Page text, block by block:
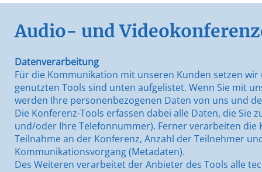
Audio- und
Datenverarbeitung
Für die Kommunikation mit unseren Kunden setzen
genutzten Tools sind unten aufgelistet. Wenn Sie mit
werden Ihre personenbezogenen Daten von uns und
Die Konferenz-Tools erfassen dabei alle Daten, die
und/oder Ihre Telefonnummer). Ferner verarbeiten die
Teilnahme an der Konferenz, Anzahl der Teilnehmer
Kommunikationsvorgang (Metadaten).
Des Weiteren verarbeitet der Anbieter des Tools alle